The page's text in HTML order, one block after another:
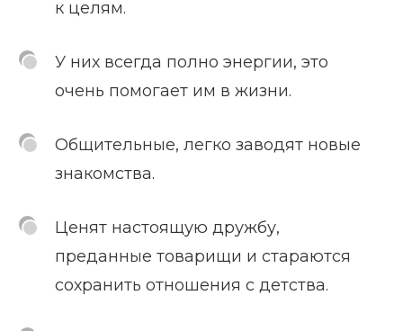
к целям.
У них всегда полно энергии, это
очень помогает им в жизни.
Общительные, легко заводят новые
знакомства.
Ценят настоящую дружбу,
преданные товарищи и стараются
сохранить отношения с детства.